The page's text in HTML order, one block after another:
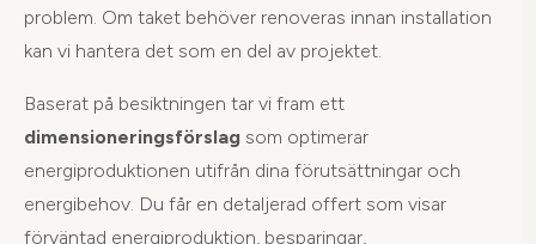
problem. Om taket behöver renoveras innan installation
kan vi hantera det som en del av projektet.
Baserat på besiktningen tar vi fram ett
dimensioneringsförslag som optimerar
energiproduktionen utifrån dina förutsättningar och
energibehov. Du får en detaljerad offert som visar
förväntad energiproduktion, besparingar,